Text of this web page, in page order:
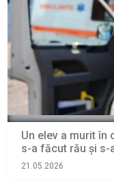
Un elev a murit în
s-a făcut rău și s-
21.05.2026